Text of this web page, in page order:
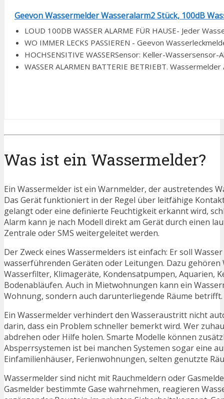
Geevon Wassermelder Wasseralarm2 Stück, 100dB
LOUD 100DB WASSER ALARME FÜR HAUSE- Jeder
WO IMMER LECKS PASSIEREN - Geevon
HOCHSENSITIVE WASSERSensor: Keller-
WASSER ALARMEN BATTERIE BETRIEBT.
Was ist ein Wassermelder?
Ein Wassermelder ist ein Warnmelder, der austretendes
Das Gerät funktioniert in der Regel über leitfähige
gelangt oder eine definierte Feuchtigkeit erkannt wird,
Alarm kann je nach Modell direkt am Gerät durch einen
Zentrale oder SMS weitergeleitet werden.
Der Zweck eines Wassermelders ist einfach: Er soll
wasserführenden Geräten oder Leitungen. Dazu
Wasserfilter, Klimageräte, Kondensatpumpen, Aquarien,
Bodenabläufen. Auch in Mietwohnungen kann ein
Wohnung, sondern auch darunterliegende Räume betrifft.
Ein Wassermelder verhindert den Wasseraustritt nicht
darin, dass ein Problem schneller bemerkt wird. Wer
abdrehen oder Hilfe holen. Smarte Modelle können
Absperrsystemen ist bei manchen Systemen sogar eine
Einfamilienhäuser, Ferienwohnungen, selten genutzte
Wassermelder sind nicht mit Rauchmeldern oder
Gasmelder bestimmte Gase wahrnehmen, reagieren